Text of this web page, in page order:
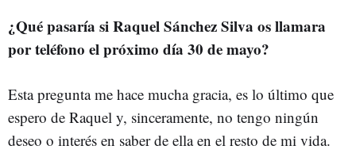
¿Qué pasaría si Raquel Sánchez Silva os llamara
por teléfono el próximo día 30 de mayo?
Esta pregunta me hace mucha gracia, es lo último que
espero de Raquel y, sinceramente, no tengo ningún
deseo o interés en saber de ella en el resto de mi vida.